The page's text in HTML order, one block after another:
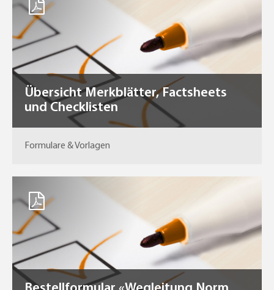
Übersicht Merkblätter, Factsheets
und Checklisten
Formulare & Vorlagen